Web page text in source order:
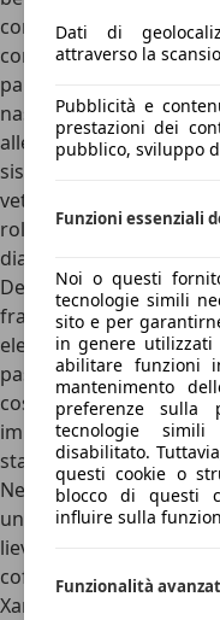
con i 21.000 euro
comprare appena una
particolarmente
nascita della versione
allestimento
sistema di sospensioni
vettura di affrontare le
rollio, grazie anche
diametro e di martinetti
Dell’allestimento top di
fra l’altro, ABS, SC-
elettricamente, vetri
passeggero e laterali
costruzione), volante
impatti laterali e altri
stata rimpiazzata dalla
Nel Luglio del 1994,
un leggero
lievemente ridisegnata
cofano motore alla
Xantia non venne
Dati di
attraverso la
Pubblicità e
prestazioni dei
pubblico, sviluppo
Funzioni essenziali
Noi o questi
tecnologie simili
sito e per
in genere
abilitare funzioni
mantenimento
preferenze sulla
tecnologie
disabilitato.
questi cookie o
blocco di questi
influire sulla
Funzionalità